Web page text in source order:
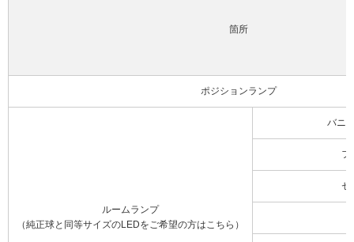
箇所
ポジションランプ
ルームランプ
（純正球と同等サイズのLEDをご希望の方はこちら）
バニ
フ
セ